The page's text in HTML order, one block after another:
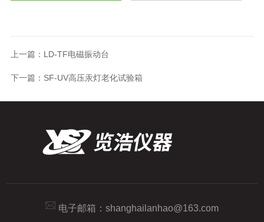
上一篇： LD-TF电磁振动台
下一篇： SF-UV高压汞灯老化试验箱
电子邮箱： shanghailanhao@163.com